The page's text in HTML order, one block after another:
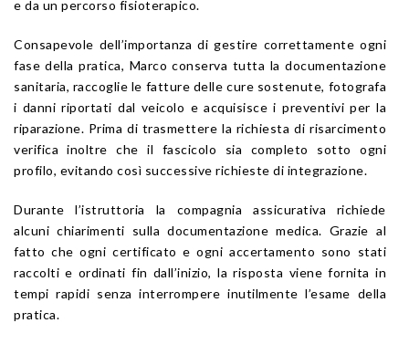
e da un percorso fisioterapico.
Consapevole dell’importanza di gestire correttamente ogni
fase della pratica, Marco conserva tutta la documentazione
sanitaria, raccoglie le fatture delle cure sostenute, fotografa
i danni riportati dal veicolo e acquisisce i preventivi per la
riparazione. Prima di trasmettere la richiesta di risarcimento
verifica inoltre che il fascicolo sia completo sotto ogni
profilo, evitando così successive richieste di integrazione.
Durante l’istruttoria la compagnia assicurativa richiede
alcuni chiarimenti sulla documentazione medica. Grazie al
fatto che ogni certificato e ogni accertamento sono stati
raccolti e ordinati fin dall’inizio, la risposta viene fornita in
tempi rapidi senza interrompere inutilmente l’esame della
pratica.